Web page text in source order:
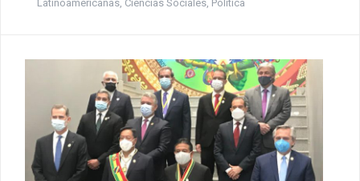
Entrevista a Manuel De La Fuente (Bolivia). Pensar en el
permanente las condiciones de vida más básicas de su
población. En un primero y apurado […]
Actualidad,América Latina, CEDIAL TV ,CEDIAL TV - Crónicas
Latinoamericanas ,Ciencias Sociales Política